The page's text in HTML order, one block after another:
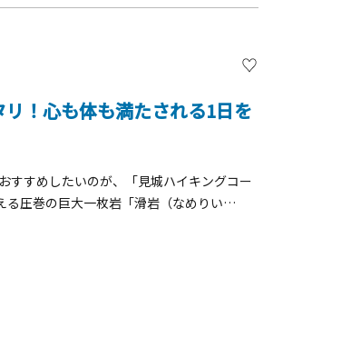
！心も体も満たされる1日を
すすめしたいのが、「見城ハイキングコー
圧巻の巨大一枚岩「滑岩（なめりい